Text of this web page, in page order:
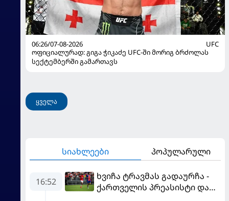
06:26/07-08-2026
UFC
ოფიციალურად: გიგა ჭიკაძე UFC-ში მორიგ ბრძოლას
სექტემბერში გამართავს
ყველა
სიახლეები პოპულარული
16:52
ხვიჩა ტრავმას გადაურჩა -
ქართველის პრეასისტი და